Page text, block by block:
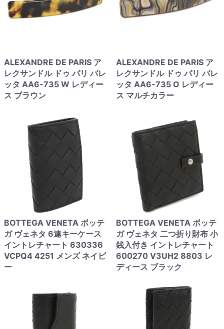
ALEXANDRE DE PARIS ア
レクサンドル ドゥ パリ バレ
ッタ AA6-735 W レディー
ス ブラウン
ALEXANDRE DE PARIS ア
レクサンドル ドゥ パリ バレ
ッタ AA6-735 O レディー
ス マルチカラー
BOTTEGA VENETA ボッテ
ガ ヴェネタ 6連キーケース
イントレチャート 630336
VCPQ4 4251 メンズ ネイビ
ー
BOTTEGA VENETA ボッテ
ガ ヴェネタ 二つ折り財布 小
銭入付き イントレチャート
600270 V3UH2 8803 レ
ディース ブラック